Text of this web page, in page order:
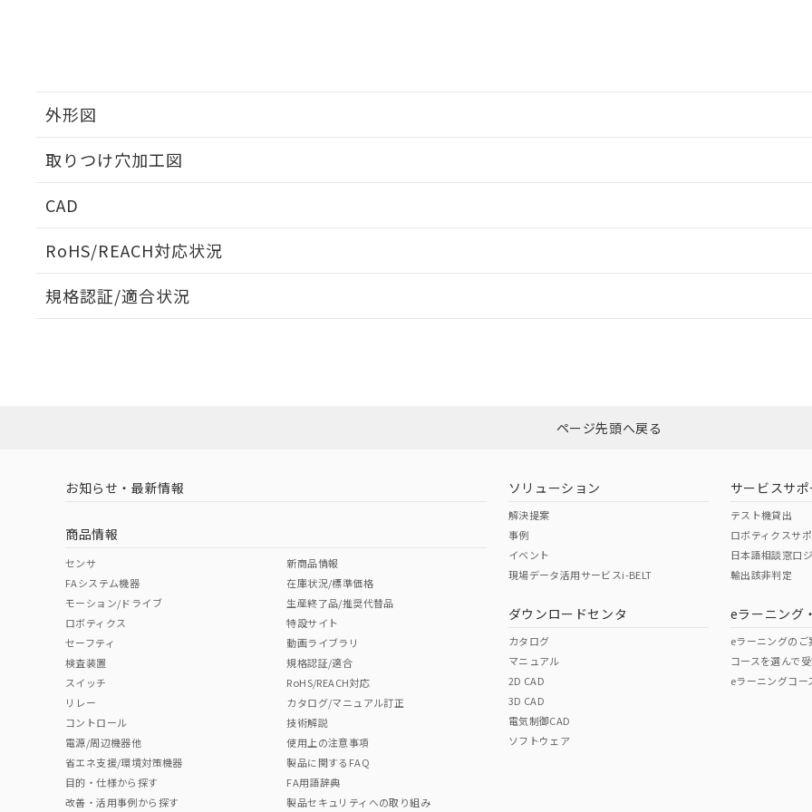
外形図
取りつけ穴加工図
CAD
RoHS/REACH対応状況
EU RoHS 注意事項・凡例
ダウンロードはこちら
中国 RoHS 注意事項・凡例
中国 RoHS表
Pb Hg Cr(VI)
"対応済み"や非含有の記載がされた商品であっても、流通在庫等で未対応品が混在する可能性があります。
非含有品が必要な際は、弊社営業部門もしくは販売店へお問い合わせください。
規格認証/適合状況
（イギリス
（ノルウェー
（日本
（アメリカ
この製品の規格認証/適合
その他の認証はこちらのページからご
ページ先頭へ戻る
お知らせ・最新情報
商品情報
センサ
FAシステム機器
モーション/ドライブ
ロボティクス
セーフティ
検査装置
スイッチ
リレー
コントロール
電源/周辺機器他
省エネ支援/環境対策機器
目的・仕様から探す
改善・活用事例から探す
新商品情報
在庫状況/標準価格
生産終了品/推奨代替品
特設サイト
動画ライブラリ
規格認証/適合
RoHS/REACH対応
カタログ/マニュアル訂正
技術解説
使用上の注意事項
製品に関するFAQ
FA用語辞典
製品セキュリティへの取り組み
ソリューション
解決提案
事例
イベント
現場データ活用サービスi-BELT
ダウンロードセンタ
カタログ
マニュアル
2D CAD
3D CAD
電気制御CAD
ソフトウェア
サービスサポ
テスト機貸出
ロボティクスサ
日本語相談窓口
輸出該非判定
eラーニング
eラーニングのご
コースを選んで
eラーニングコー